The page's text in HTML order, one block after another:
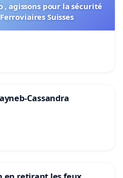
, agissons pour la sécurité
Suisses
Cassandra